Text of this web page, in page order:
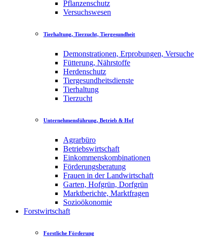
Pflanzenschutz
Versuchswesen
Tierhaltung, Tierzucht, Tiergesundheit
Demonstrationen, Erprobungen, Versuche
Fütterung, Nährstoffe
Herdenschutz
Tiergesundheitsdienste
Tierhaltung
Tierzucht
Unternehmensführung, Betrieb & Hof
Agrarbüro
Betriebswirtschaft
Einkommenskombinationen
Förderungsberatung
Frauen in der Landwirtschaft
Garten, Hofgrün, Dorfgrün
Marktberichte, Marktfragen
Sozioökonomie
Forstwirtschaft
Forstliche Förderung